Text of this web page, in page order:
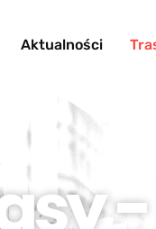
Aktualności